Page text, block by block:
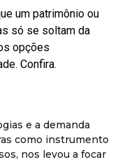
um patrimônio ou
só se soltam da
opções
Confira.
e a demanda
como instrumento
nos levou a focar